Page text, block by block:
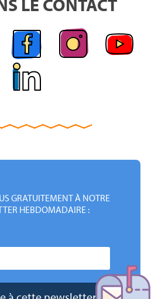
LE CONTACT
GRATUITEMENT À NOTRE
HEBDOMADAIRE :